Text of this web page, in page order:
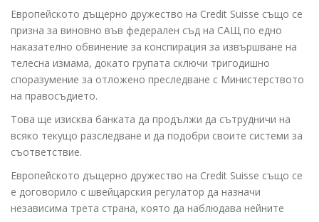
Европейското дъщерно дружество на Credit Suisse също се
призна за виновно във федерален съд на САЩ по едно
наказателно обвинение за конспирация за извършване на
телесна измама, докато групата сключи тригодишно
споразумение за отложено преследване с Министерството
на правосъдието.
Това ще изисква банката да продължи да сътрудничи на
всяко текущо разследване и да подобри своите системи за
съответствие.
Европейското дъщерно дружество на Credit Suisse също се
е договорило с швейцарския регулатор да назначи
независима трета страна, която да наблюдава нейните